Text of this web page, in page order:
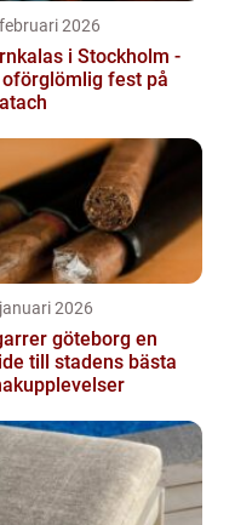
2026
i Stockholm -
fest på
2026
göteborg en
till stadens bästa